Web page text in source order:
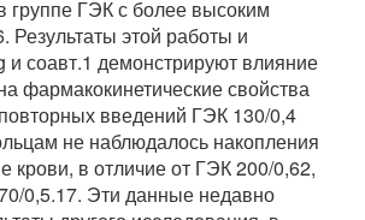
группе ГЭК с более высоким
этой работы и
и соавт.1 демонстрируют влияние
фармакокинетические свойства
введений ГЭК 130/0,4
не наблюдалось накопления
крови, в отличие от ГЭК 200/0,62,
0,5.17. Эти данные недавно